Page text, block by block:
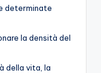
determinate
la densità del
della vita, la